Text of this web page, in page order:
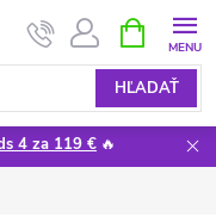
HĽADAŤ
KOŠÍK
4 za 119 € 🔥